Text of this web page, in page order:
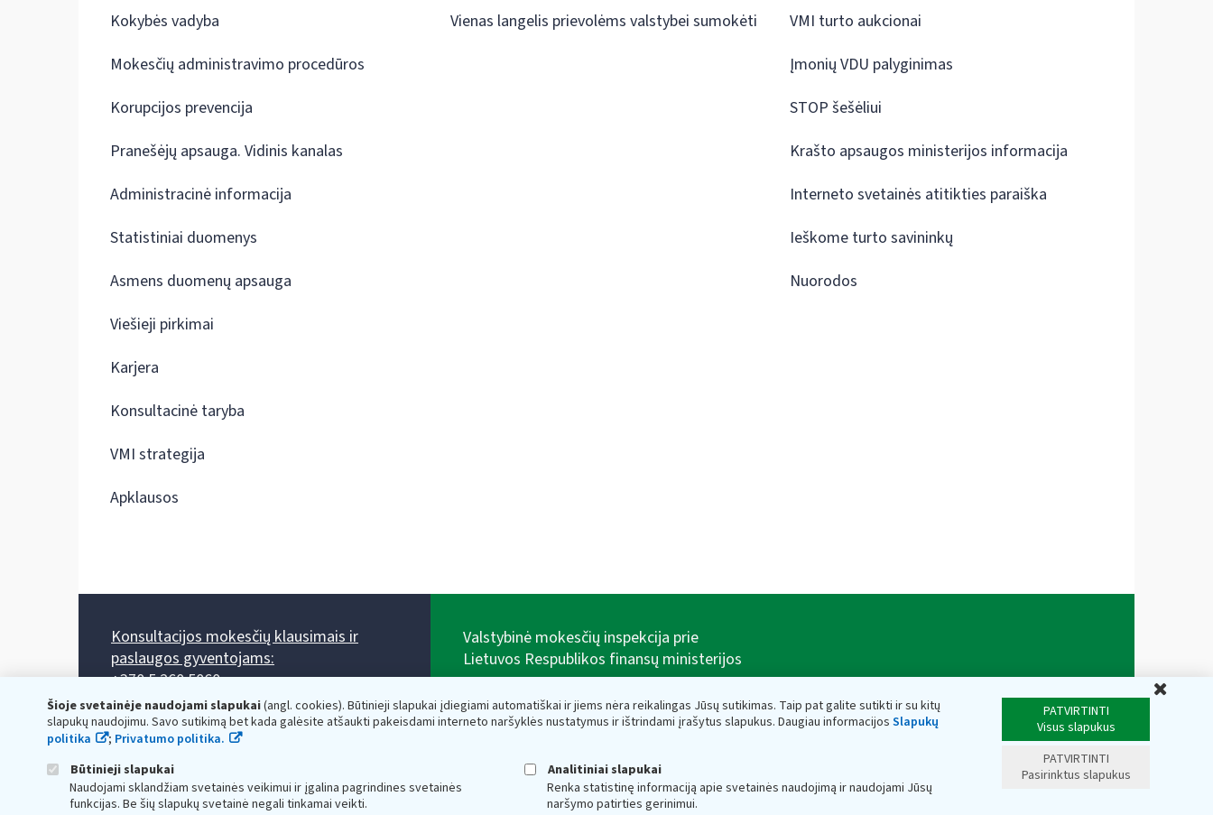
Šioje svetainėje naudojami slapukai(angl. cookies). Būtinieji slapukai įdiegiami automatiškai ir jiems nėra reikalingas Jūsų sutikimas. Taip pat galite sutikti ir su kitų
slapukų naudojimu. Savo sutikimą bet kada galėsite atšaukti pakeisdami interneto naršyklės nustatymus ir ištrindami įrašytus slapukus. Daugiau informacijos Slapukų
politika
; Privatumo politika.
Būtinieji slapukai
Naudojami sklandžiam svetainės veikimui ir įgalina pagrindines svetainės
funkcijas. Be šių slapukų svetainė negali tinkamai veikti.
Analitiniai slapukai
Renka statistinę informaciją apie svetainės naudojimą ir naudojami Jūsų
naršymo patirties gerinimui.
PATVIRTINTI
Visus slapukus
PATVIRTINTI
Pasirinktus slapukus
Kokybės vadyba
Mokesčių administravimo procedūros
Korupcijos prevencija
Pranešėjų apsauga. Vidinis kanalas
Administracinė informacija
Statistiniai duomenys
Asmens duomenų apsauga
Viešieji pirkimai
Karjera
Konsultacinė taryba
VMI strategija
Apklausos
Vienas langelis prievolėms valstybei sumokėti
VMI turto aukcionai
Įmonių VDU palyginimas
STOP šešėliui
Krašto apsaugos ministerijos informacija
Interneto svetainės atitikties paraiška
Ieškome turto savininkų
Nuorodos
Konsultacijos mokesčių klausimais ir
paslaugos gyventojams:
+370 5 260 5060
Darbo laikas: I-IV 8.00-17.00, V 8.00-15.45.
Prieššventinę dieną - viena valanda trumpiau.
Kiekvieno mėnesio antrą penktadienį 8.00 val. - 12.00 val.
Mano VMI
Valstybinė mokesčių inspekcija prie
Lietuvos Respublikos finansų ministerijos
adresas: Vasario 16-osios g. 14, 01107 Vilnius, Lietuva,
el.paštas:vmi@vmi.lt, E. pristatymo dėžutės adresas
Lietuvos Respublikos finansų ministerijos kaupiami ir
saugomi Juridinių asmenų registre